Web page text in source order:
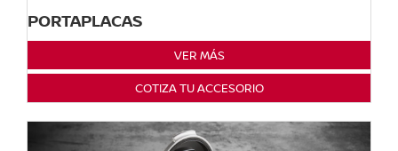
PORTAPLACAS
VER MÁS
COTIZA TU ACCESORIO